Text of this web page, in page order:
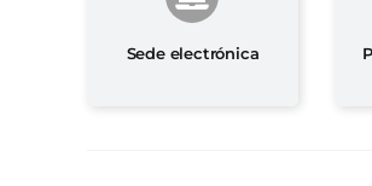
Sede electrónica